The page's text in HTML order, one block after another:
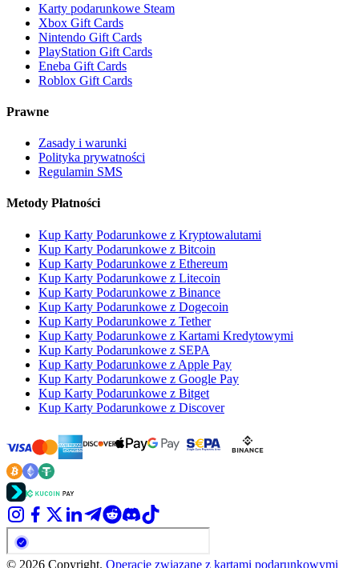
Karty podarunkowe Steam
Xbox Gift Cards
Nintendo Gift Cards
PlayStation Gift Cards
Eneba Gift Cards
Roblox Gift Cards
Prawne
Zasady i warunki
Polityka prywatności
Regulamin SMS
Metody Płatności
Kup Karty Podarunkowe z Kryptowalutami
Kup Karty Podarunkowe z Bitcoin
Kup Karty Podarunkowe z Ethereum
Kup Karty Podarunkowe z Litecoin
Kup Karty Podarunkowe z Binance
Kup Karty Podarunkowe z Dogecoin
Kup Karty Podarunkowe z Tether
Kup Karty Podarunkowe z Kartami Kredytowymi
Kup Karty Podarunkowe z SEPA
Kup Karty Podarunkowe z Apple Pay
Kup Karty Podarunkowe z Google Pay
Kup Karty Podarunkowe z Bitget
Kup Karty Podarunkowe z Discover
© 2026 Copyright. Operacje związane z kartami podarunkowymi